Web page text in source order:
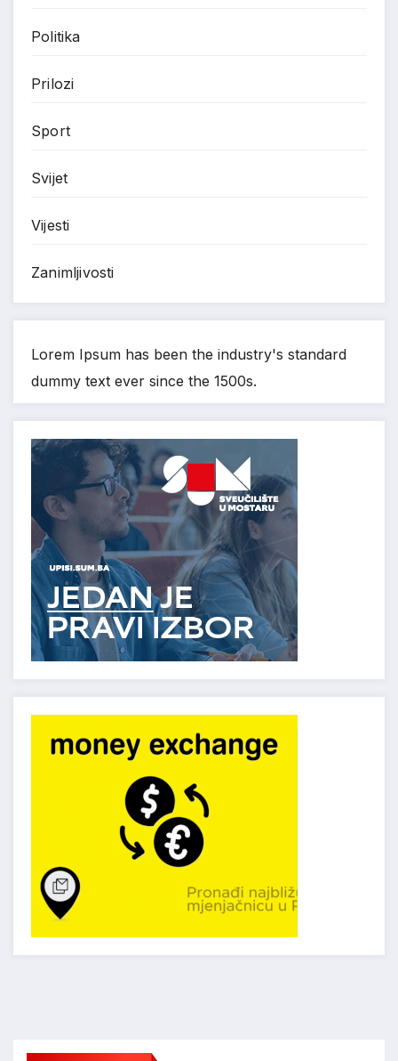
Politika
Prilozi
Sport
Svijet
Vijesti
Zanimljivosti
Lorem Ipsum has been the industry's standard
dummy text ever since the 1500s.